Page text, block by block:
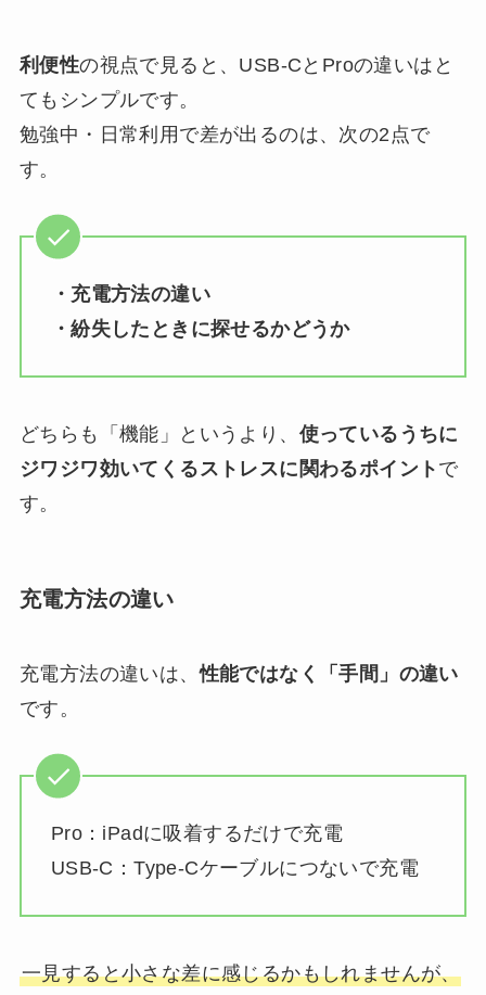
利便性の視点で見ると、USB-CとProの違いはと
てもシンプルです。
勉強中・日常利用で差が出るのは、次の2点で
す。
・充電方法の違い
・紛失したときに探せるかどうか
どちらも「機能」というより、 使っているうちに
ジワジワ効いてくるストレスに関わるポイント で
す。
充電方法の違い
充電方法の違いは、性能ではなく「手間」の違い
です。
Pro：iPadに吸着するだけで充電
USB-C：Type-Cケーブルにつないで充電
一見すると小さな差に感じるかもしれませんが、